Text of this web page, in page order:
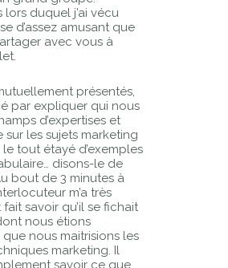
lors duquel j’ai vécu
d’assez amusant que
avec vous à
présentés,
par expliquer qui nous
d’expertises et
sur les sujets marketing
le tout étayé d’exemples
disons-le de
bout de 3 minutes à
m’a très
savoir qu’il se fichait
nous étions
nous maitrisions les
marketing. Il
savoir ce que